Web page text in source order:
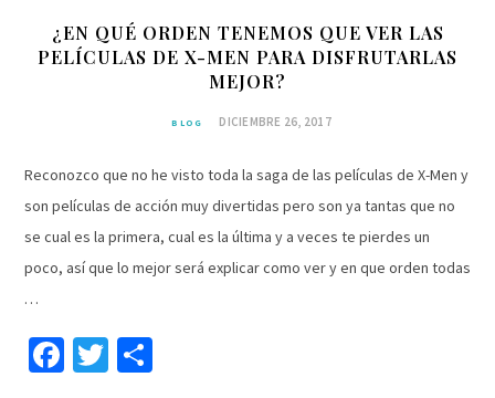
¿EN QUÉ ORDEN TENEMOS QUE VER LAS
PELÍCULAS DE X-MEN PARA DISFRUTARLAS
MEJOR?
BLOG DICIEMBRE 26, 2017
Reconozco que no he visto toda la saga de las películas de X-Men y
son películas de acción muy divertidas pero son ya tantas que no
se cual es la primera, cual es la última y a veces te pierdes un
poco, así que lo mejor será explicar como ver y en que orden todas
…
Facebook
TwitterCompartir